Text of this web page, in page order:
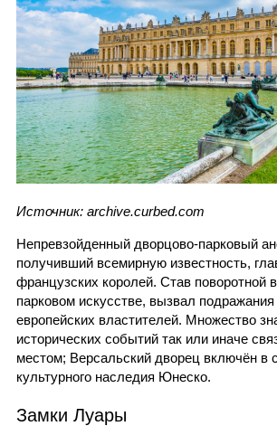
Источник: archive.curbed.com
Непревзойденный дворцово-парковый
получивший всемирную известность,
французских королей. Став поворотной
парковом искусстве, вызвал
европейских властителей. Множество
исторических событий так или иначе
местом; Версальский дворец включён в
культурного наследия Юнеско.
Замки Луары